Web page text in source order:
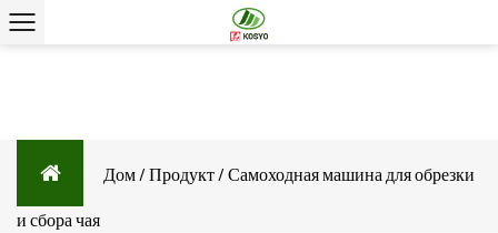
Дом / Продукт / Самоходная машина для обрезки
и сбора чая